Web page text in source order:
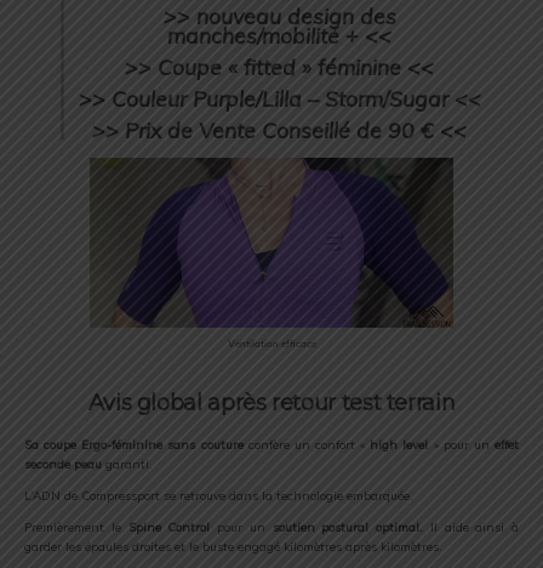
>> nouveau design des
manches/mobilité + <<
>> Coupe « fitted » féminine <<
>> Couleur Purple/Lilla – Storm/Sugar <<
>> Prix de Vente Conseillé de 90 € <<
Ventilation efficace
Avis global après retour test terrain
Sa coupe Ergo-féminine sans coutureconfère un confort « high level » pour uneffet
seconde peau garanti.
L’ADN de Compressport se retrouve dans la technologie embarquée.
Premièrement leSpine Control pour un soutien postural optimal. Il aide ainsi à
garder les épaules droites et le buste engagé kilomètres après kilomètres.